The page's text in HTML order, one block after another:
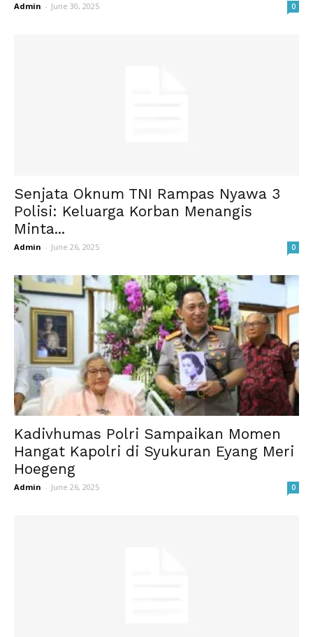
Admin - June 30, 2025 0
Senjata Oknum TNI Rampas Nyawa 3
Polisi: Keluarga Korban Menangis
Minta...
Admin - June 26, 2025 0
Kadivhumas Polri Sampaikan Momen
Hangat Kapolri di Syukuran Eyang Meri
Hoegeng
Admin - June 26, 2025 0